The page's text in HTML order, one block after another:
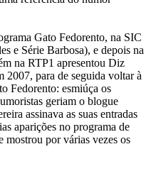
Gato Fedorento, na SIC
e Série Barbosa), e depois na
na RTP1 apresentou Diz
2007, para de seguida voltar à
Fedorento: esmiúça os
geriam o blogue
assinava as suas entradas
aparições no programa de
por várias vezes os